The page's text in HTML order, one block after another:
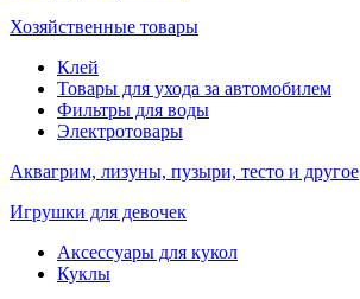
Хозяйственные товары
Клей
Товары для ухода за автомобилем
Фильтры для воды
Электротовары
Аквагрим, лизуны, пузыри, тесто и другое
Игрушки для девочек
Аксессуары для кукол
Куклы